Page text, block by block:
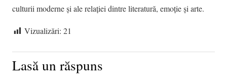
culturii moderne și ale relației dintre literatură, emoție și arte.
Vizualizări: 21
Lasă un răspuns